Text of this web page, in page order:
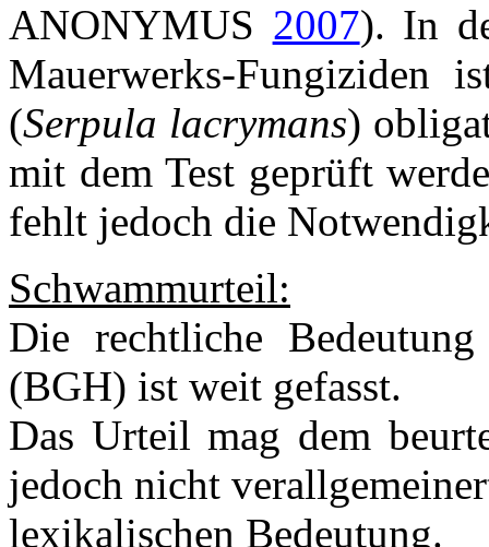
ANONYMUS 2007). In
Mauerwerks-Fungiziden
(Serpula lacrymans)
mit dem Test geprüft
fehlt jedoch die
Schwammurteil:
Die rechtliche
(BGH) ist weit gefasst.
Das Urteil mag dem
jedoch nicht
lexikalischen Bedeutung.